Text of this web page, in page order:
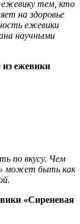
ежевику тем, кто
на здоровье
ежевики
научными
ежевики
по вкусу. Чем
может быть как
«Сиреневая